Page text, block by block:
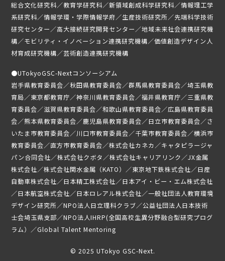
メンバー紹介
ニュース
募集要項
受講生専用ページ
総合文化研究科／教育学研究科／新領域創成科学研究科／情報理工学
系研究科／情報学環・学際情報学府／生産技術研究所／先端科学技術
研究センター／高大接続研究開発センター／地域未来社会連携研究機
構／モビリティ・イノベーション連携研究機構／価値創造デザイン人
材育成研究機構／芸術創造連携研究機構
●UTokyoGSC-Nextコンソーシアム
岩手県教育委員会／秋田県教育委員会／群馬県教育委員会／埼玉県教
育局／東京都教育庁／神奈川県教育委員会／福井県教育庁／三重県教
育委員会／滋賀県教育委員会／和歌山県教育委員会／広島県教育委員
会／熊本県教育委員会／鹿児島県教育委員会／日立市教育委員会／さ
いたま市教育委員会／川口市教育委員会／千葉市教育委員会／横浜市
教育委員会／直方市教育委員会／株式会社カネカ／キャタピラージャ
パン合同会社／株式会社クボタ／株式会社キャリアリンク／JX金属
株式会社／株式会社関水金属（KATO）／東京地下鉄株式会社／日産
自動車株式会社／日本精工株式会社／日本アイ・ビー・エム株式会社
／日本航空株式会社／日本ロレアル株式会社／一般社団法人教育環境
デザイン研究所／NPO法人日立理科クラブ／公益社団法人日本技術
士会埼玉県支部／NPO法人IHRP(全国高校生異分野融合型研究プログ
ラム）／Global Talent Mentoring
© 2025 UTokyo GSC-Next.